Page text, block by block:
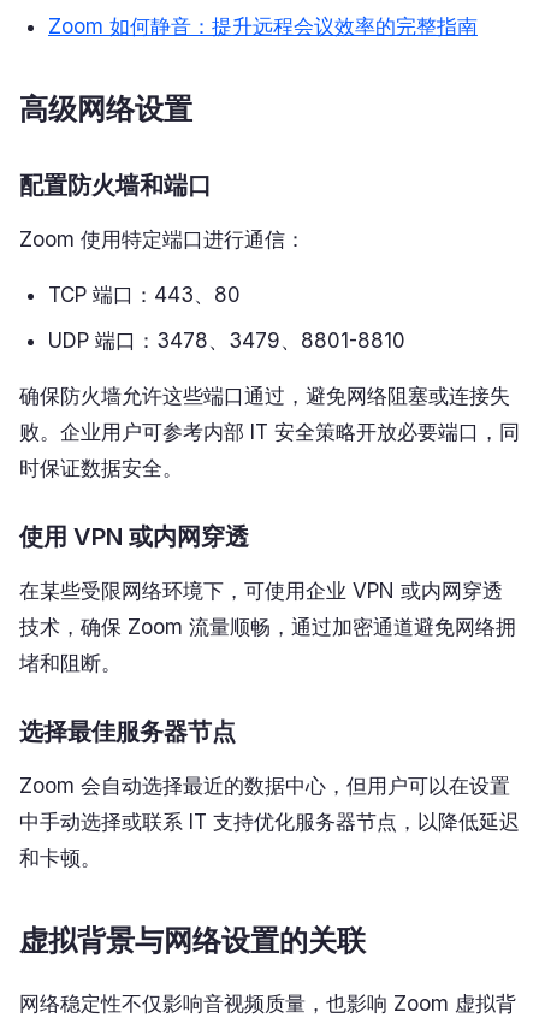
Zoom 如何静音：提升远程会议效率的完整指南
高级网络设置
配置防火墙和端口
Zoom 使用特定端口进行通信：
TCP 端口：443、80
UDP 端口：3478、3479、8801-8810
确保防火墙允许这些端口通过，避免网络阻塞或连接失
败。企业用户可参考内部 IT 安全策略开放必要端口，同
时保证数据安全。
使用 VPN 或内网穿透
在某些受限网络环境下，可使用企业 VPN 或内网穿透
技术，确保 Zoom 流量顺畅，通过加密通道避免网络拥
堵和阻断。
选择最佳服务器节点
Zoom 会自动选择最近的数据中心，但用户可以在设置
中手动选择或联系 IT 支持优化服务器节点，以降低延迟
和卡顿。
虚拟背景与网络设置的关联
网络稳定性不仅影响音视频质量，也影响 Zoom 虚拟背